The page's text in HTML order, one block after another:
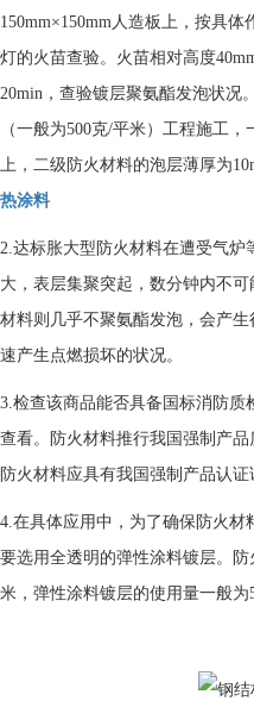
150mm×150mm人造板上，按具
灯的火苗查验。火苗相对高度
20min，查验镀层聚氨酯发泡状况
（一般为500克/平米）工程施工
上，二级防火材料的泡层薄厚为
热涂料
2.达标胀大型防火材料在遭受气
大，表层集聚突起，数分钟内不
材料则几乎不聚氨酯发泡，会产
速产生点燃损坏的状况。
3.检查该商品能否具备国标消防
查看。防火材料推行我国强制产
防火材料应具有我国强制产品认证
4.在具体应用中，为了确保防火
要选用全透明的弹性涂料镀层。
米，弹性涂料镀层的使用量一般为